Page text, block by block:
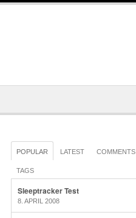
POPULAR LATEST COMMENTS
TAGS
Sleeptracker Test
8. APRIL 2008